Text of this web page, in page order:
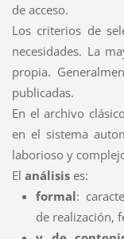
de acceso.
Los criterios de
necesidades. La
propia.
publicadas.
En el archivo
en el sistema
laborioso y
El análisises:
formal:
de realización,